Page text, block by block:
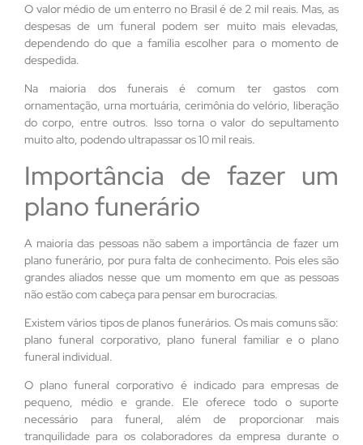
O valor médio de um enterro no Brasil é de 2 mil reais. Mas, as
despesas de um funeral podem ser muito mais elevadas,
dependendo do que a família escolher para o momento de
despedida.
Na maioria dos funerais é comum ter gastos com
ornamentação, urna mortuária, cerimônia do velório, liberação
do corpo, entre outros. Isso torna o valor do sepultamento
muito alto, podendo ultrapassar os 10 mil reais.
Importância de fazer um
plano funerário
A maioria das pessoas não sabem a importância de fazer um
plano funerário, por pura falta de conhecimento. Pois eles são
grandes aliados nesse que um momento em que as pessoas
não estão com cabeça para pensar em burocracias.
Existem vários tipos de planos funerários. Os mais comuns são:
plano funeral corporativo, plano funeral familiar e o plano
funeral individual.
O plano funeral corporativo é indicado para empresas de
pequeno, médio e grande. Ele oferece todo o suporte
necessário para funeral, além de proporcionar mais
tranquilidade para os colaboradores da empresa durante o